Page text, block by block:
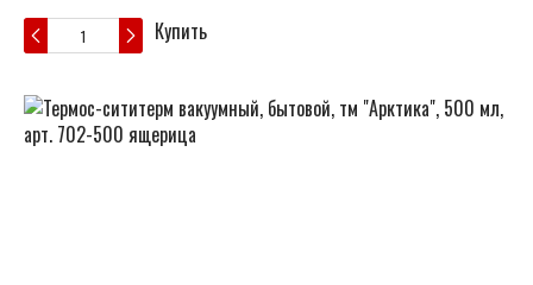
Купить